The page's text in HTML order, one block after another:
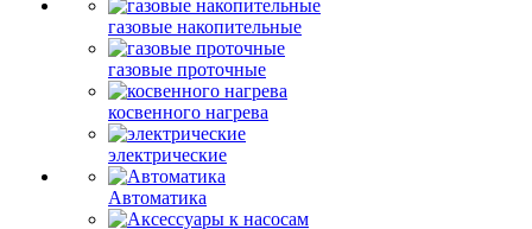
газовые накопительные
газовые проточные
косвенного нагрева
электрические
Автоматика